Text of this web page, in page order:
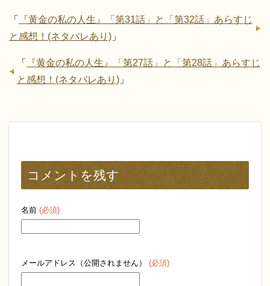
「
『黄金の私の人生』「第31話」と「第32話」あらすじ
と感想！(ネタバレあり) 」
「
『黄金の私の人生』「第27話」と「第28話」あらすじ
と感想！(ネタバレあり) 」
コメントを残す
名前 (必須)
メールアドレス（公開されません） (必須)